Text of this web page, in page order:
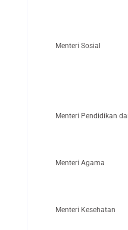
Menteri Sosial
Menteri Pendidikan
Menteri Agama
Menteri Kesehatan